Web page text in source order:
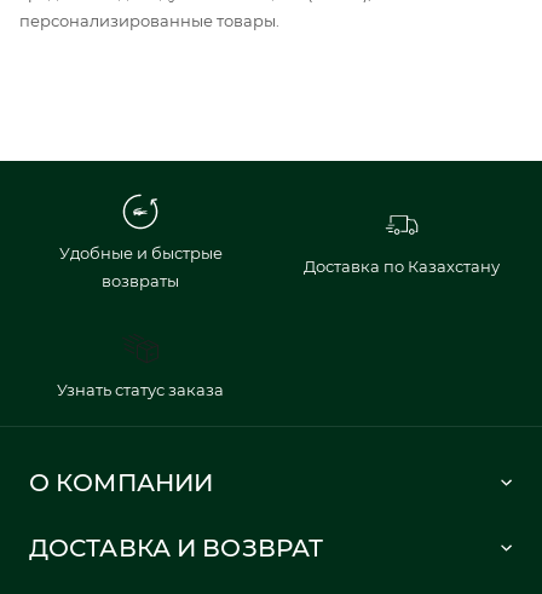
персонализированные товары.
Удобные и быстрые
возвраты
Доставка по Казахстану
Узнать статус заказа
О КОМПАНИИ
Политика в отношении обработки персональных данных
ДОСТАВКА И ВОЗВРАТ